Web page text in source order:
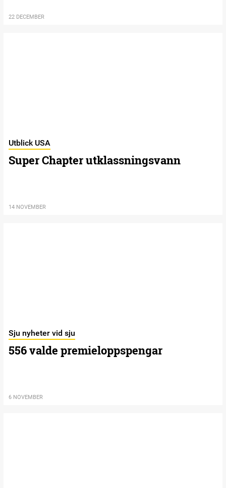
22 DECEMBER
Utblick USA
Super Chapter utklassningsvann
14 NOVEMBER
Sju nyheter vid sju
556 valde premieloppspengar
6 NOVEMBER